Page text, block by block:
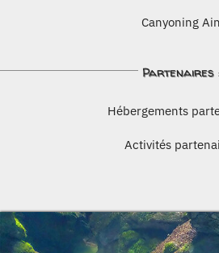
Canyoning Ain
Partenaires
Hébergements
Activités